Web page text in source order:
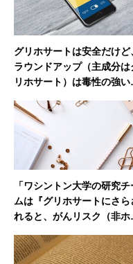
グリホサートは安全だけど
ラウンドアップ（主成分は
リホサート）は毒性の強い
り、危険なのでしょうか
「ワシントン大学の研究チ
ムは『グリホサートにさら
れると、がんリスク（非ホ
大する』と学術誌に発表し